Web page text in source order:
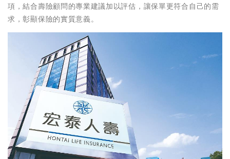
項，結合壽險顧問的專業建議加以評估，讓保單更符合自己的需
求，彰顯保險的實質意義。